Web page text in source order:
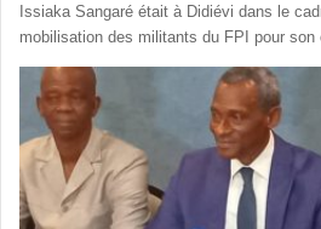
Issiaka Sangaré était à Didiévi dans le
mobilisation des militants du FPI pour son